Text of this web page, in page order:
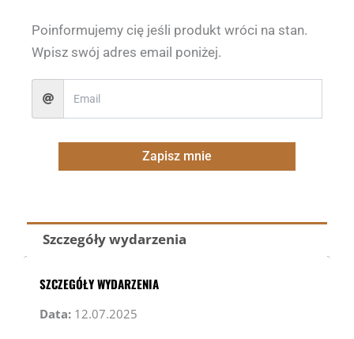
Poinformujemy cię jeśli produkt wróci na stan.
Wpisz swój adres email poniżej.
Zapisz mnie
Szczegóły wydarzenia
SZCZEGÓŁY WYDARZENIA
Data: 12.07.2025